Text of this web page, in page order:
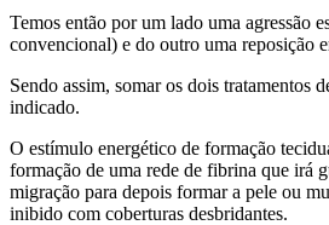
Temos então por um lado uma agressão
convencional) e do outro uma reposição
Sendo assim, somar os dois tratamentos
indicado.
O estímulo energético de formação
formação de uma rede de fibrina que irá
migração para depois formar a pele ou
inibido com coberturas desbridantes.